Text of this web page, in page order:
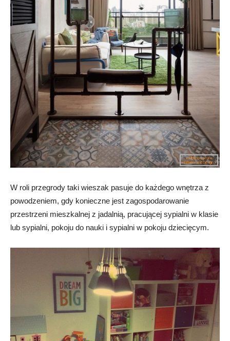
W roli przegrody taki wieszak pasuje do każdego wnętrza z
powodzeniem, gdy konieczne jest zagospodarowanie
przestrzeni mieszkalnej z jadalnią, pracującej sypialni w klasie
lub sypialni, pokoju do nauki i sypialni w pokoju dziecięcym.